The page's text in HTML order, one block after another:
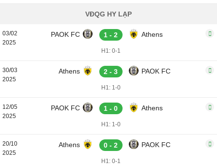
VĐQG HY LẠP
03/02
2025
PAOK FC 1 - 2 Athens
H1: 0-1
30/03
2025
Athens 2 - 3 PAOK FC
H1: 1-0
12/05
2025
PAOK FC 1 - 0 Athens
H1: 1-0
20/10
2025
Athens 0 - 2 PAOK FC
H1: 0-1